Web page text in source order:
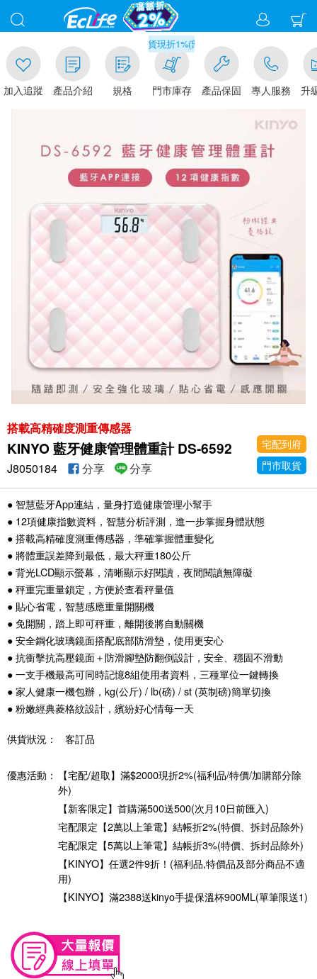
加入追蹤 產品介紹 規格
滿千元門市取貨現折1%(部分商品不適用)-請點我看
門市庫存 產品保固 專人服務 升
搭載高精確度測重傳感器
KINYO 藍牙健康管理體重計 DS-6592
宅配到府
門市取貨
J8050184 分享 分享
● 智慧藍牙App連結，量身打造健康管理小幫手
● 12項健康指數資料，智慧分析評測，進一步掌握身體狀態
● 搭載高精確度測重傳感器，準確掌握體重變化
● 將體重誤差降到最低，最大秤重180公斤
● 背光LCD顯示螢幕，清晰顯示好閱讀，夜間閱讀無障礙
● 秤重完重量鎖定，方便於查看秤量值
● 貼心省電，智慧感應重量開關機
● 免開關，踏上即可秤重，離開後將自動關機
● 安全鋼化玻璃鏡面搭配底部防滑墊，使用更安心
● 抗衝擊抗高壓鏡面＋防滑腳墊防翻倒設計，安全、穩固不滑動
● 一支手機最高可同時記憶8組使用者資料，三種單位一鍵轉換
● 家人健康一機包辦，kg(公斤) / lb(磅) / st (英制磅)簡單切換
● 粉嫩經典菱格紋設計，繽紛好心情每一天
供貨狀況： 客訂品
優惠活動：
【宅配/超取】滿$2000現折2%(福利品/特價/加購部分除
外)
【新客限定】首購滿500送500(次月10日前匯入)
宅配限定【2萬以上筆電】結帳折2%(特價、拆封品除外)
宅配限定【5萬以上筆電】結帳折3%(特價、拆封品除外)
【KINYO】任選2件9折！(福利品,特價品及部分商品不適
用)
【KINYO】滿2388送kinyo手提保溫杯900ML(單筆限送1)